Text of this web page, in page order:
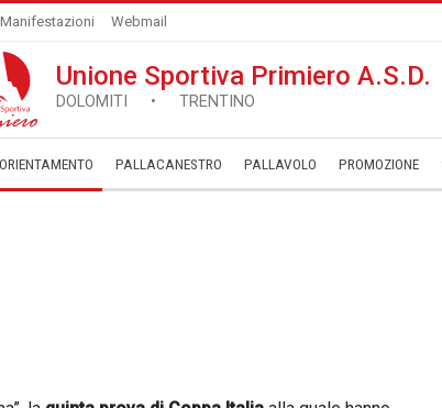
Manifestazioni Webmail
Unione Sportiva Primiero A.S.D.
DOLOMITI • TRENTINO
ORIENTAMENTO PALLACANESTRO PALLAVOLO ­PROMOZIONE